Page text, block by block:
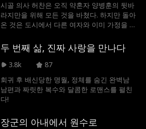
된다. 아이는 그녀를 ‘엄마'라고 부르면서 아
빠가 그녀를 ‘여보'라고 불러야 한다고 주장한
다.
시골 의사 허찬은 오직 약혼자 양병훈의 뒷바
라지만을 위해 모든 것을 바쳤다. 하지만 돌아
온 것은 도시에서 다른 여자와 이미 가정을 이
알게 된 허찬은 배신감 속에 그와의 관계를 정
리하려던 순간, 우연히 조직의 두목 송민우의
목숨을 구하게 된다. 목숨을 건진 송민우는 그
서는 냉혹하게 세상을 지배하는 거물. 하지만
허찬의 곁에서만큼은 그녀의 말에 복종하는
순하고 다정한 '댕댕이' 남편으로 변하는 송민
두 번째 삶, 진짜 사랑을 만나다
3.8k
87
회귀 후 배신당한 명월, 정체를 숨긴 완벽남
남편과 짜릿한 복수와 달콤한 로맨스를 펼친
다!
장군의 아내에서 원수로